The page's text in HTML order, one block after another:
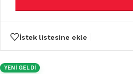
İstek listesine ekle
YENİ GELDİ